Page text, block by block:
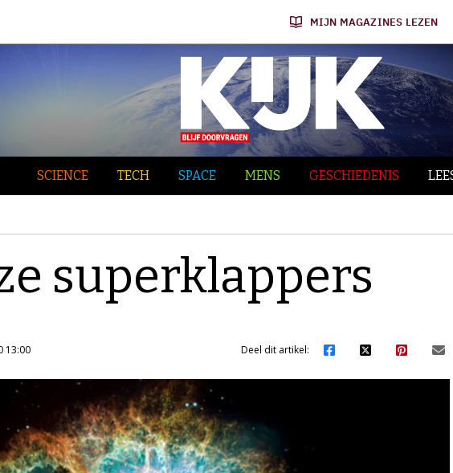
MIJN MAGAZINES LEZEN
SCIENCE TECH SPACE MENS GESCHIEDENIS
superklappers
13:00 Deel dit artikel: